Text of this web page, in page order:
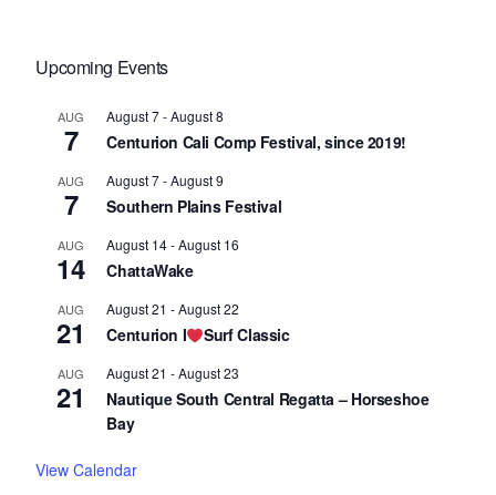
Upcoming Events
AUG
7
August 7-August 8
Centurion Cali Comp Festival, since 2019!
AUG
7
August 7-August 9
Southern Plains Festival
AUG
14
August 14-August 16
ChattaWake
AUG
21
August 21 -August 22
Centurion I Surf Classic
AUG
21
August 21 -August 23
Nautique South Central Regatta – Horseshoe
Bay
View Calendar